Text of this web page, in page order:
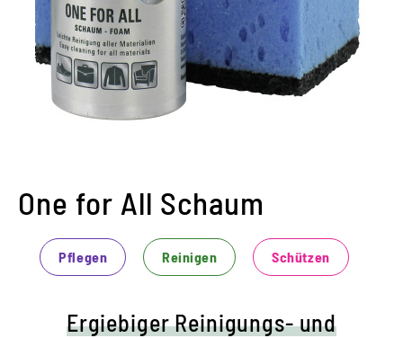
One for All Schaum
Pflegen Reinigen Schützen
Ergiebiger Reinigungs- und